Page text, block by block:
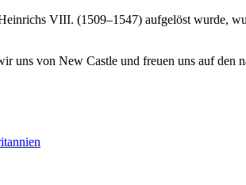
VIII. (1509–1547) aufgelöst wurde,
uns von New Castle und freuen uns auf den